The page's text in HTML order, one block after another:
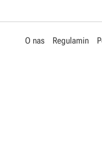
O nas Regulamin